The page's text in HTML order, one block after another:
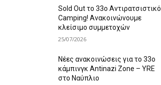
Sold Out το 33ο Αντιρατσιστικό
Camping! Ανακοινώνουμε
κλείσιμο συμμετοχών
25/07/2026
Νέες ανακοινώσεις για το 33ο
κάμπινγκ Antinazi Zone – YRE
στο Ναύπλιο